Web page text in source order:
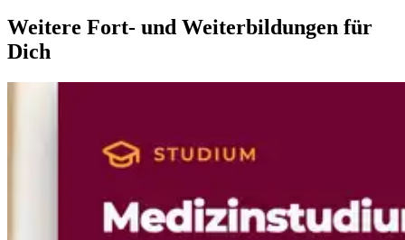
Weitere Fort- und Weiterbildungen für
Dich